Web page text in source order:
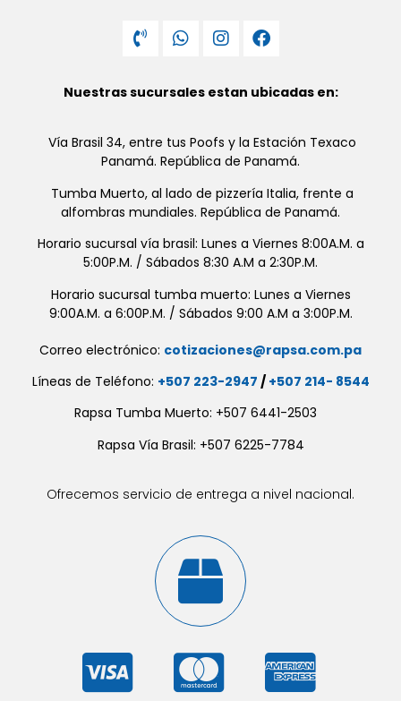
Nuestras sucursales estan ubicadas en:
Vía Brasil 34, entre tus Poofs y la Estación Texaco
Panamá. República de Panamá.
Tumba Muerto, al lado de pizzería Italia, frente a
alfombras mundiales. República de Panamá.
Horario sucursal vía brasil: Lunes a Viernes 8:00A.M. a
5:00P.M. / Sábados 8:30 A.M a 2:30P.M.
Horario sucursal tumba muerto: Lunes a Viernes
9:00A.M. a 6:00P.M. / Sábados 9:00 A.M a 3:00P.M.
Correo electrónico: cotizaciones@rapsa.com.pa
Líneas de Teléfono: +507 223-2947 / +507 214- 8544
Rapsa Tumba Muerto: +507 6441-2503
Rapsa Vía Brasil: +507 6225-7784
Ofrecemos servicio de entrega a nivel nacional.